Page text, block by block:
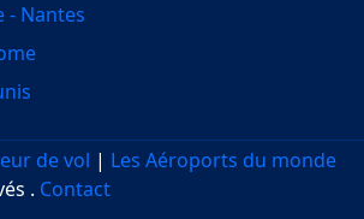
- Nantes
de vol | Les Aéroports du monde
. Contact